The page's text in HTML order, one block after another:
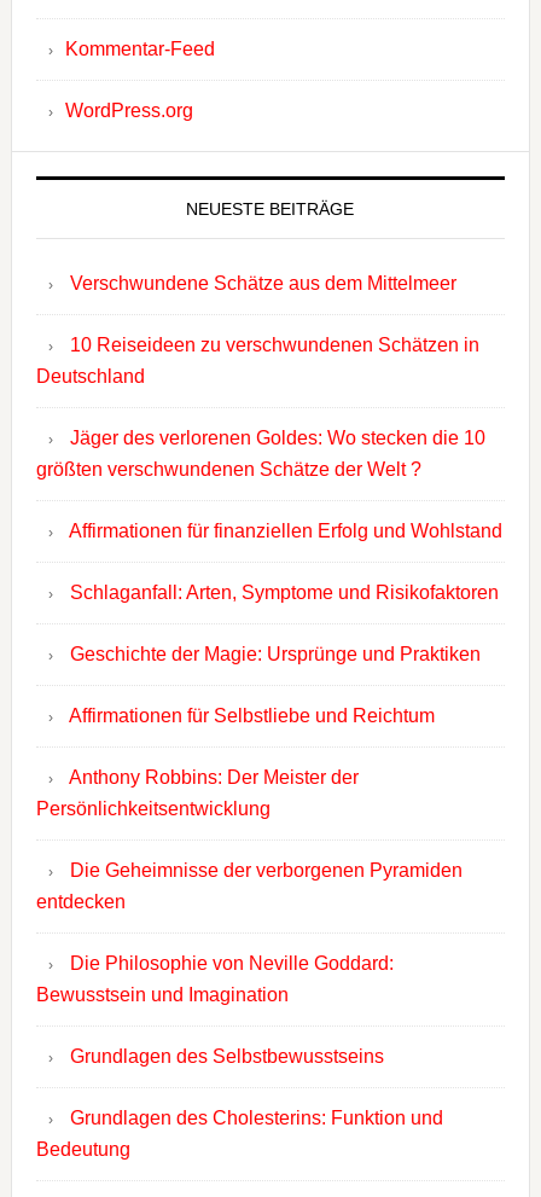
Kommentar-Feed
WordPress.org
NEUESTE BEITRÄGE
Verschwundene Schätze aus dem Mittelmeer
10 Reiseideen zu verschwundenen Schätzen in
Deutschland
Jäger des verlorenen Goldes: Wo stecken die 10
größten verschwundenen Schätze der Welt ?
Affirmationen für finanziellen Erfolg und Wohlstand
Schlaganfall: Arten, Symptome und Risikofaktoren
Geschichte der Magie: Ursprünge und Praktiken
Affirmationen für Selbstliebe und Reichtum
Anthony Robbins: Der Meister der
Persönlichkeitsentwicklung
Die Geheimnisse der verborgenen Pyramiden
entdecken
Die Philosophie von Neville Goddard:
Bewusstsein und Imagination
Grundlagen des Selbstbewusstseins
Grundlagen des Cholesterins: Funktion und
Bedeutung